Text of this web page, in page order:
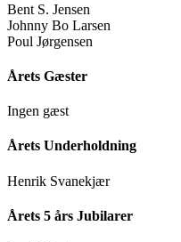
Bent S. Jensen
Johnny Bo Larsen
Poul Jørgensen
Årets Gæster
Ingen gæst
Årets Underholdning
Henrik Svanekjær
Årets 5 års Jubilarer